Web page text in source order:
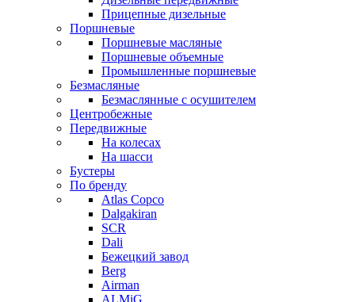
Прицепные дизельные
Поршневые
Поршневые масляные
Поршневые объемные
Промышленные поршневые
Безмасляные
Безмаслянные с осушителем
Центробежные
Передвижные
На колесах
На шасси
Бустеры
По бренду
Atlas Copco
Dalgakiran
SCR
Dali
Бежецкий завод
Berg
Airman
ALMiG